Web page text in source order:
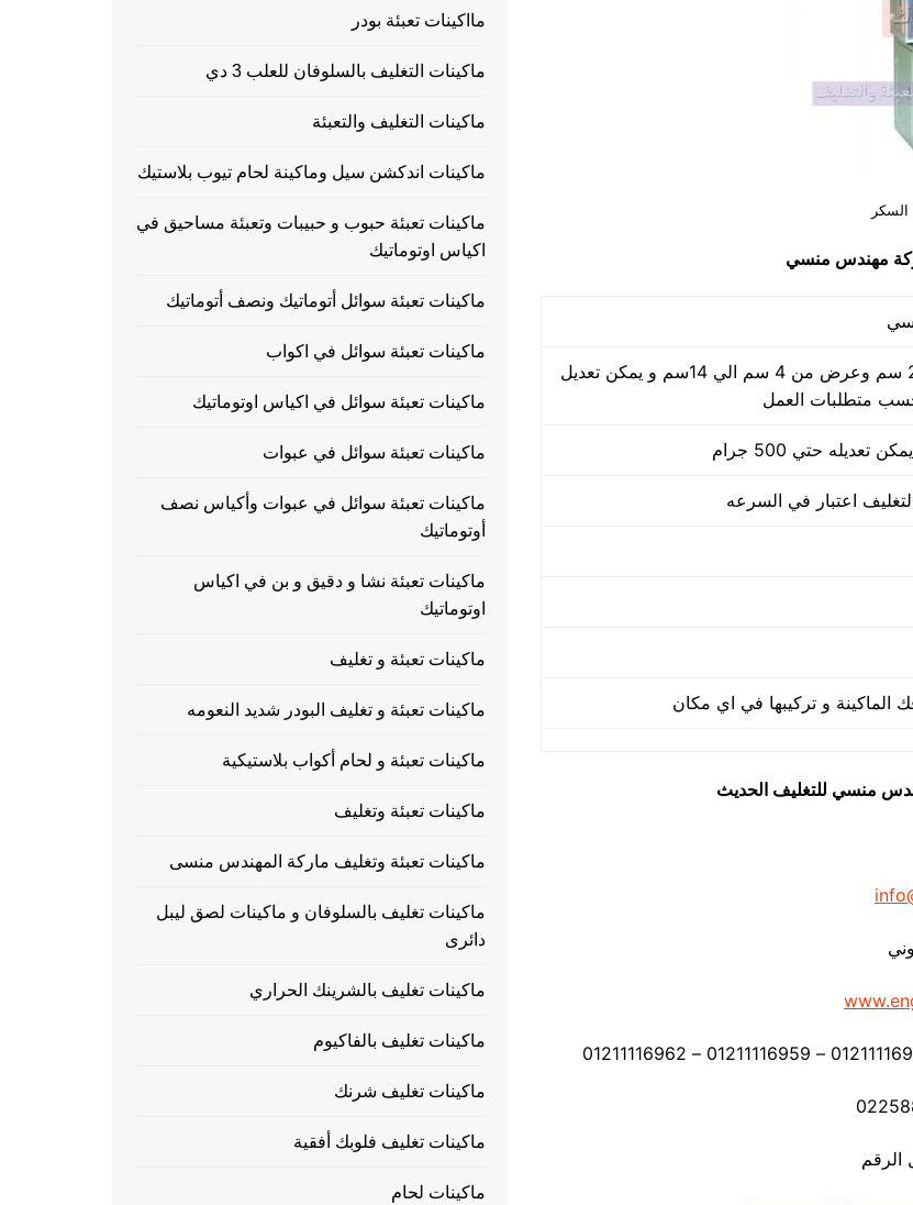
السكر
مهندس منسي
طول الكيس من 5 سم الي 20 سم وعرض من 4 سم الي 14سم و يمكن تعديل
متطلبات العمل
منسي للتغليف الحديث
مااكينات تعبئة بودر
ماكينات التغليف بالسلوفان للعلب 3 دي
ماكينات التغليف والتعبئة
ماكينات اندكشن سيل وماكينة لحام تيوب بلاستيك
ماكينات تعبئة حبوب و حبيبات وتعبئة مساحيق في
اكياس اوتوماتيك
ماكينات تعبئة سوائل أتوماتيك ونصف أتوماتيك
ماكينات تعبئة سوائل في اكواب
ماكينات تعبئة سوائل في اكياس اوتوماتيك
ماكينات تعبئة سوائل في عبوات
ماكينات تعبئة سوائل في عبوات وأكياس نصف
أوتوماتيك
ماكينات تعبئة نشا و دقيق و بن في اكياس
اوتوماتيك
ماكينات تعبئة و تغليف
ماكينات تعبئة و تغليف البودر شديد النعومه
ماكينات تعبئة و لحام أكواب بلاستيكية
ماكينات تعبئة وتغليف
ماكينات تعبئة وتغليف ماركة المهندس منسى
ماكينات تغليف بالسلوفان و ماكينات لصق ليبل
دائرى
ماكينات تغليف بالشرينك الحراري
ماكينات تغليف بالفاكيوم
ماكينات تغليف شرنك
ماكينات تغليف فلوبك أفقية
ماكينات لحام